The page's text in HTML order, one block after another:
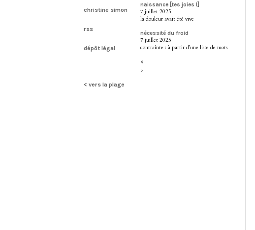
christine simon
rss
dépôt légal
< vers la plage
naissance [tes joies I]
7 juillet 2025
la douleur avait été vive
nécessité du froid
7 juillet 2025
contrainte : à partir d’une liste de mots
<
>